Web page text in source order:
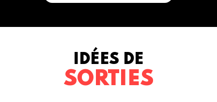
IDÉES DE
SORTIES